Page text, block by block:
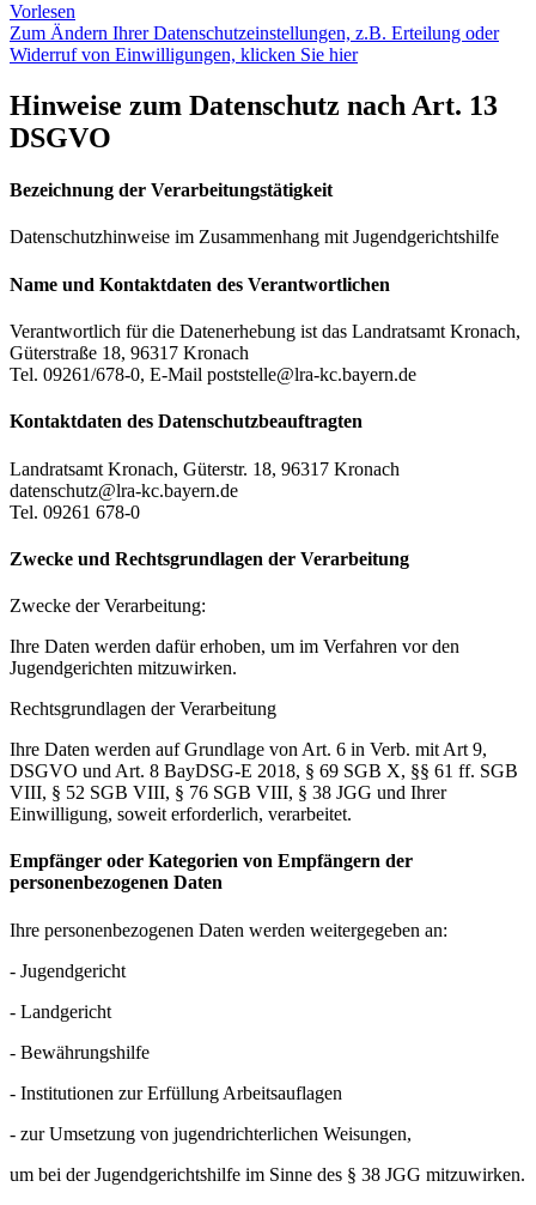
Vorlesen
Zum Ändern Ihrer Datenschutzeinstellungen, z.B. Erteilung oder
Widerruf von Einwilligungen, klicken Sie hier
Hinweise zum Datenschutz nach Art. 13
DSGVO
Bezeichnung der Verarbeitungstätigkeit
Datenschutzhinweise im Zusammenhang mit Jugendgerichtshilfe
Name und Kontaktdaten des Verantwortlichen
Verantwortlich für die Datenerhebung ist das Landratsamt Kronach,
Güterstraße 18, 96317 Kronach
Tel. 09261/678-0, E-Mail poststelle@lra-kc.bayern.de
Kontaktdaten des Datenschutzbeauftragten
Landratsamt Kronach, Güterstr. 18, 96317 Kronach
datenschutz@lra-kc.bayern.de
Tel. 09261 678-0
Zwecke und Rechtsgrundlagen der Verarbeitung
Zwecke der Verarbeitung:
Ihre Daten werden dafür erhoben, um im Verfahren vor den
Jugendgerichten mitzuwirken.
Rechtsgrundlagen der Verarbeitung
Ihre Daten werden auf Grundlage von Art. 6 in Verb. mit Art 9,
DSGVO und Art. 8 BayDSG-E 2018, § 69 SGB X, §§ 61 ff. SGB
VIII, § 52 SGB VIII, § 76 SGB VIII, § 38 JGG und Ihrer
Einwilligung, soweit erforderlich, verarbeitet.
Empfänger oder Kategorien von Empfängern der
personenbezogenen Daten
Ihre personenbezogenen Daten werden weitergegeben an:
- Jugendgericht
- Landgericht
- Bewährungshilfe
- Institutionen zur Erfüllung Arbeitsauflagen
- zur Umsetzung von jugendrichterlichen Weisungen,
um bei der Jugendgerichtshilfe im Sinne des § 38 JGG mitzuwirken.